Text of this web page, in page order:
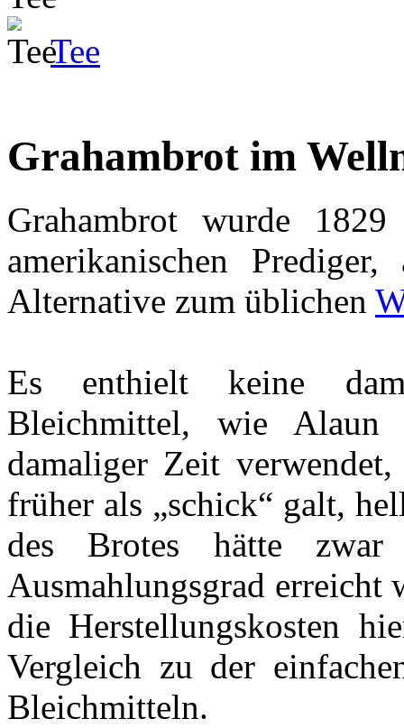
Tee
Grahambrot im
Grahambrot wurde
amerikanischen
Alternative zum üblichen
Es enthielt keine
Bleichmittel, wie
damaliger Zeit
früher als „schick“ galt,
des Brotes hätte
Ausmahlungsgrad erreicht
die Herstellungskosten
Vergleich zu der
Bleichmitteln.